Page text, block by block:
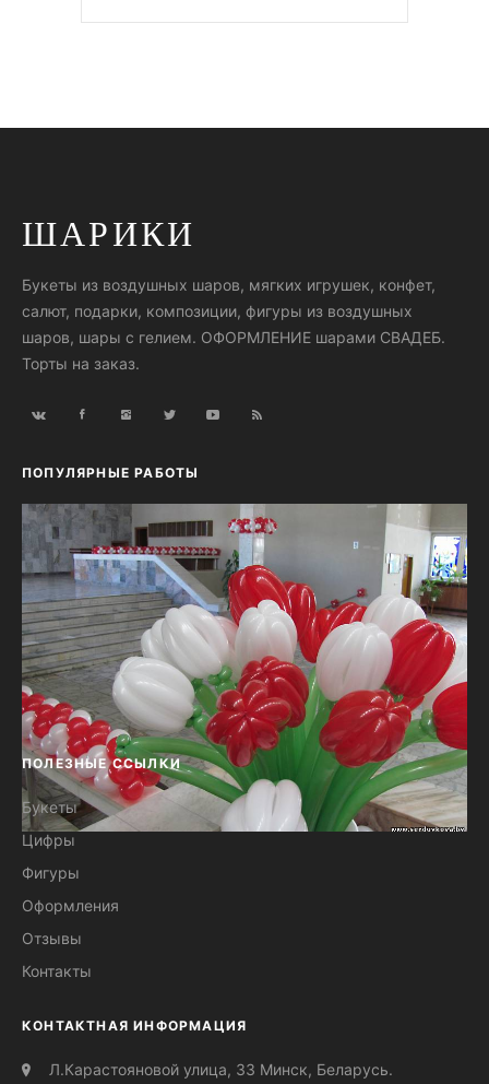
ШАРИКИ
Букеты из воздушных шаров, мягких игрушек, конфет,
салют, подарки, композиции, фигуры из воздушных
шаров, шары с гелием. ОФОРМЛЕНИЕ шарами СВАДЕБ.
Торты на заказ.
ПОПУЛЯРНЫЕ РАБОТЫ
Оформление праздника
воздушными шарами в БГМУ
ПОЛЕЗНЫЕ ССЫЛКИ
Букеты
Цифры
Фигуры
Оформления
Отзывы
Контакты
КОНТАКТНАЯ ИНФОРМАЦИЯ
Л.Карастояновой улица, 33 Минск, Беларусь.